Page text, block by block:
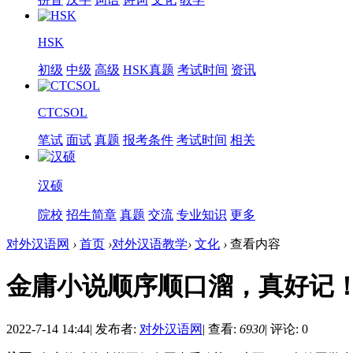
HSK
初级 中级 高级 HSK真题 考试时间 资讯
CTCSOL
笔试 面试 真题 报考条件 考试时间 相关
汉硕
院校 招生简章 真题 交流 专业知识 更多
对外汉语网 › 首页 ›对外汉语教学› 文化 › 查看内容
金庸小说顺序顺口溜，真好记
2022-7-14 14:44| 发布者: 对外汉语网 | 查看: 6930| 评论: 0